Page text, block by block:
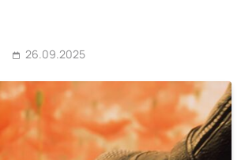
26.09.2025